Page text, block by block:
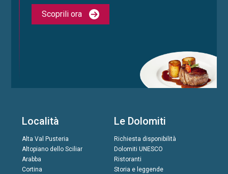
Scoprili ora
Località
Alta Val Pusteria
Altopiano dello Sciliar
Arabba
Cortina
Le Dolomiti
Richiesta disponibilità
Dolomiti UNESCO
Ristoranti
Storia e leggende